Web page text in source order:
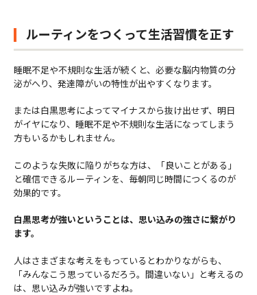
ルーティンをつくって生活習慣を正す
睡眠不足や不規則な生活が続くと、必要な脳内物質の分
泌がへり、発達障がいの特性が出やすくなります。
または白黒思考によってマイナスから抜け出せず、明日
がイヤになり、睡眠不足や不規則な生活になってしまう
方もいるかもしれません。
このような失敗に陥りがちな方は、「良いことがある」
と確信できるルーティンを、毎朝同じ時間につくるのが
効果的です。
白黒思考が強いということは、思い込みの強さに繋がり
ます。
人はさまざまな考えをもっているとわかりながらも、
「みんなこう思っているだろう。間違いない」と考えるの
は、思い込みが強いですよね。